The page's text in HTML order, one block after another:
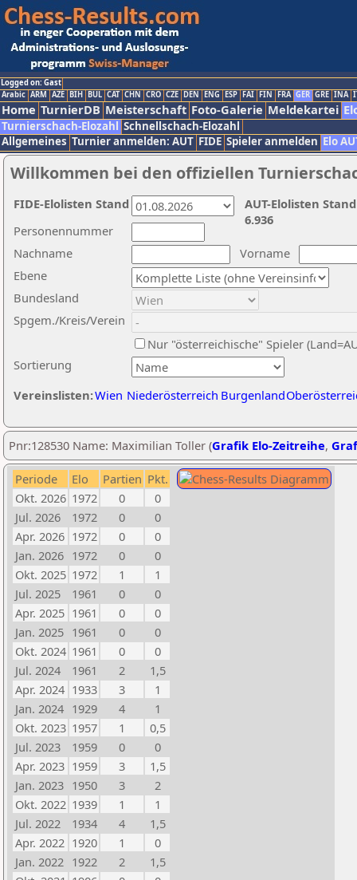
Logged on: Gast
Arabic ARM AZE BIH BUL CAT CHN CRO CZE DEN ENG ESP FAI FIN FRA GER GRE INA
Home TurnierDB Meisterschaft Foto-Galerie Meldekartei
Turnierschach-Elozahl Schnellschach-Elozahl
Allgemeines Turnier anmelden: AUT FIDE Spieler anmelden Elo
Willkommen bei den offiziellen
Nachname
Vorname
Ebene
Sortierung
Personennummer
Bundesland
Spgem./Kreis/Verein
Nur "österreichische" Spieler
Vereinslisten:Wien Niederösterreich Burgenland
AUT-Elolisten
6.936
FIDE-Elolisten Stand
Pnr:128530 Name: Maximilian Toller (Grafik Elo-Zeitreihe,
Periode Elo Partien Pkt.
Okt. 2026 1972 0
0
Jul. 2026
1972 0
0
Apr. 2026 1972 0
0
Jan. 2026 1972 0
0
Okt. 2025 1972 1
1
Jul. 2025
1961 0
0
Apr. 2025 1961 0
0
Jan. 2025 1961 0
0
Okt. 2024 1961 0
0
Jul. 2024
1961 2
1,5
Apr. 2024 1933 3
1
Jan. 2024 1929 4
1
Okt. 2023 1957 1
0,5
Jul. 2023
1959 0
0
Apr. 2023 1959 3
1,5
Jan. 2023 1950 3
2
Okt. 2022 1939 1
1
Jul. 2022
1934 4
1,5
Apr. 2022 1920 1
0
Jan. 2022 1922 2
1,5